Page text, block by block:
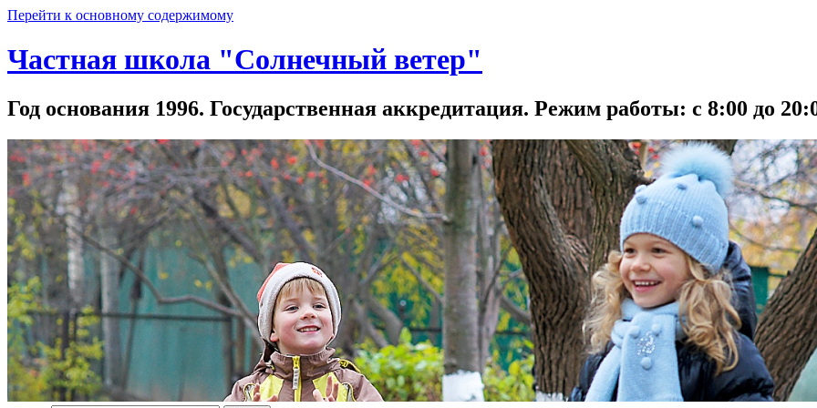
Перейти к основному содержимому
Частная школа "Солнечный ветер"
Год основания 1996. Государственная аккредитация. Режим работы: с 8:00 до